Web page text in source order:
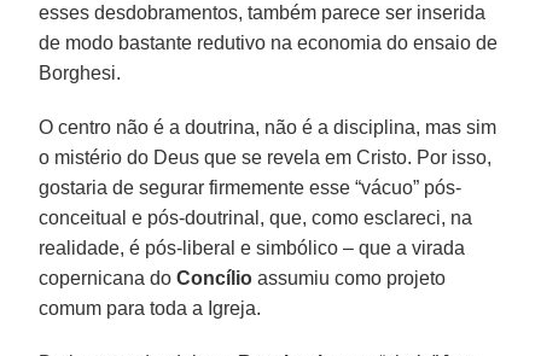
esses desdobramentos, também parece ser inserida
de modo bastante redutivo na economia do ensaio de
Borghesi.
O centro não é a doutrina, não é a disciplina, mas sim
o mistério do Deus que se revela em Cristo. Por isso,
gostaria de segurar firmemente esse “vácuo” pós-
conceitual e pós-doutrinal, que, como esclareci, na
realidade, é pós-liberal e simbólico – que a virada
copernicana doConcílio assumiu como projeto
comum para toda a Igreja.